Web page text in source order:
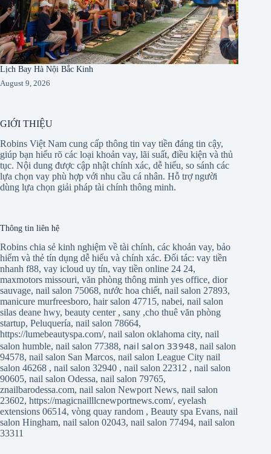
Lịch Bay Hà Nội Bắc Kinh
August 9, 2026
GIỚI THIỆU
Robins Việt Nam cung cấp thông tin vay tiền đáng tin cậy,
giúp bạn hiểu rõ các loại khoản vay, lãi suất, điều kiện và thủ
tục. Nội dung được cập nhật chính xác, dễ hiểu, so sánh các
lựa chọn vay phù hợp với nhu cầu cá nhân. Hỗ trợ người
dùng lựa chọn giải pháp tài chính thông minh.
Thông tin liên hệ
Robins chia sẻ kinh nghiệm về tài chính, các khoản vay, bảo
hiểm và thẻ tín dụng dễ hiểu và chính xác. Đối tác: vay tiền
nhanh f88, vay icloud uy tín, vay tiền online 24 24,
maxmotors missouri, văn phòng thông minh yes office, dior
sauvage, nail salon 75068, nước hoa chiết, nail salon 27893,
manicure murfreesboro, hair salon 47715, nabei, nail salon
silas deane hwy, beauty center, sany ,cho thuê văn phòng
startup, Peluquería, nail salon 78664,
https://lumebeautyspa.com/, nail salon oklahoma city, nail
salon humble, nail salon 77388, nail salon 33948,nail salon
94578, nail salon San Marcos, nail salon League City nail
salon 46268 , nail salon 32940 , nail salon 22312 , nail salon
90605, nail salon Odessa, nail salon 79765,
znailbarodessa.com, nail salon Newport News, nail salon
23602, https://magicnailllcnewportnews.com/, eyelash
extensions 06514, vòng quay random , Beauty spa Evans, nail
salon Hingham, nail salon 02043, nail salon 77494, nail salon
33311